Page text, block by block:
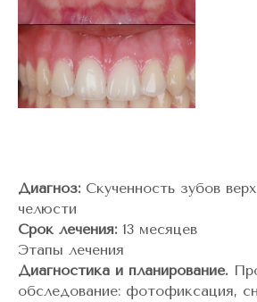
Диагноз: Скученность зубов
челюсти
Срок лечения: 13 месяцев
Этапы лечения
Диагностика и планирование.
обследование: фотофиксация,